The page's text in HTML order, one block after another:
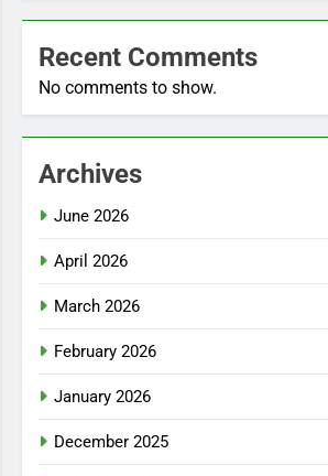
Recent Comments
No comments to show.
Archives
June 2026
April 2026
March 2026
February 2026
January 2026
December 2025